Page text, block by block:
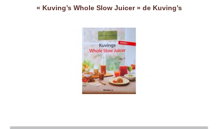
« Kuving’s Whole Slow Juicer » de Kuving’s